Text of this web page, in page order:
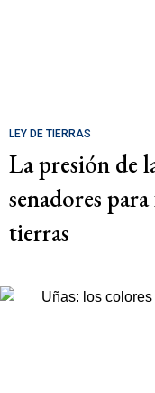
LEY DE TIERRAS
La presión de
senadores
tierras